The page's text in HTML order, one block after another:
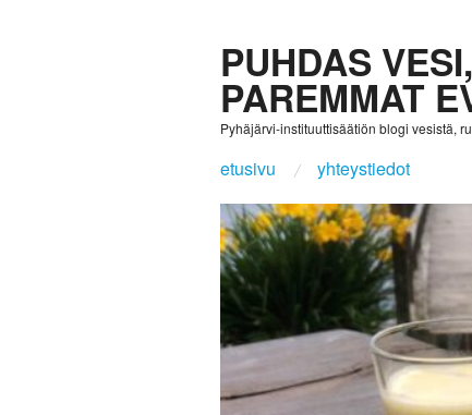
PUHDAS VESI,
PAREMMAT
Pyhäjärvi-instituuttisäätiön blogi vesistä,
etusivu yhteystiedot